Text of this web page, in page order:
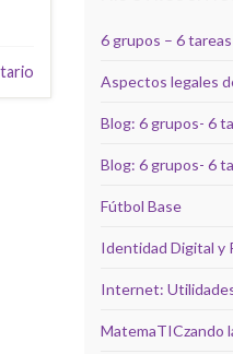
6 grupos – 6 tareas
Aspectos legales
Blog: 6 grupos- 6
Blog: 6 grupos- 6
Fútbol Base
Identidad Digital y
Internet:
MatemaTICzando